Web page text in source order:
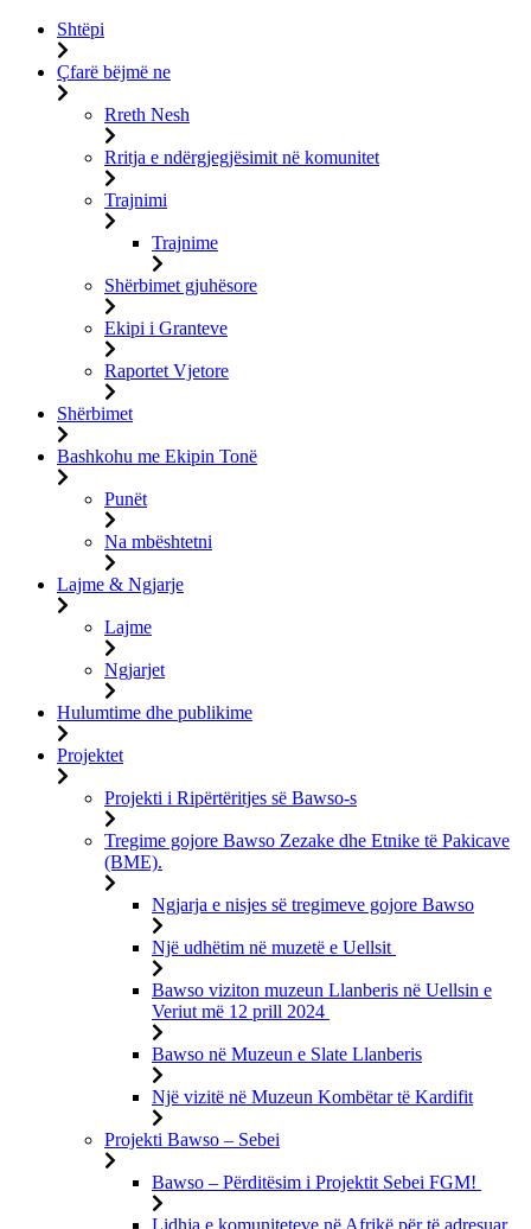
Shtëpi
Çfarë bëjmë ne
Rreth Nesh
Rritja e ndërgjegjësimit në komunitet
Trajnimi
Trajnime
Shërbimet gjuhësore
Ekipi i Granteve
Raportet Vjetore
Shërbimet
Bashkohu me Ekipin Tonë
Punët
Na mbështetni
Lajme & Ngjarje
Lajme
Ngjarjet
Hulumtime dhe publikime
Projektet
Projekti i Ripërtëritjes së Bawso-s
Tregime gojore Bawso Zezake dhe Etnike të Pakicave
(BME).
Ngjarja e nisjes së tregimeve gojore Bawso
Një udhëtim në muzetë e Uellsit
Bawso viziton muzeun Llanberis në Uellsin e
Veriut më 12 prill 2024
Bawso në Muzeun e Slate Llanberis
Një vizitë në Muzeun Kombëtar të Kardifit
Projekti Bawso – Sebei
Bawso – Përditësim i Projektit Sebei FGM!
Lidhja e komuniteteve në Afrikë për të adresuar